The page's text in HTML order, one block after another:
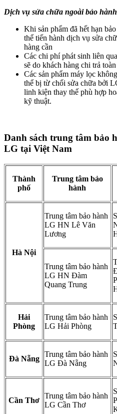
Dịch vụ sửa chữa ngoài bảo hành
Khi sản phẩm đã hết hạn
thể tiến hành dịch vụ sửa
hàng cần
Các chi phí phát sinh liên
sẽ do khách hàng chi trả
Các sản phẩm máy lọc
thể bị từ chối sửa chữa bởi
linh kiện thay thế phù hợp
kỹ thuật.
Danh sách trung tâm bảo
LG tại Việt Nam
Thành
phố
Trung tâm bảo
hành
Hà Nội
Trung tâm bảo hành
LG HN Lê Văn
Lương
Trung tâm bảo hành
LG HN Đàm
Quang Trung
Hải
Phòng
Trung tâm bảo hành
LG Hải Phòng
Đà Nẵng
Trung tâm bảo hành
LG Đà Nẵng
Cần Thơ
Trung tâm bảo hành
LG Cần Thơ